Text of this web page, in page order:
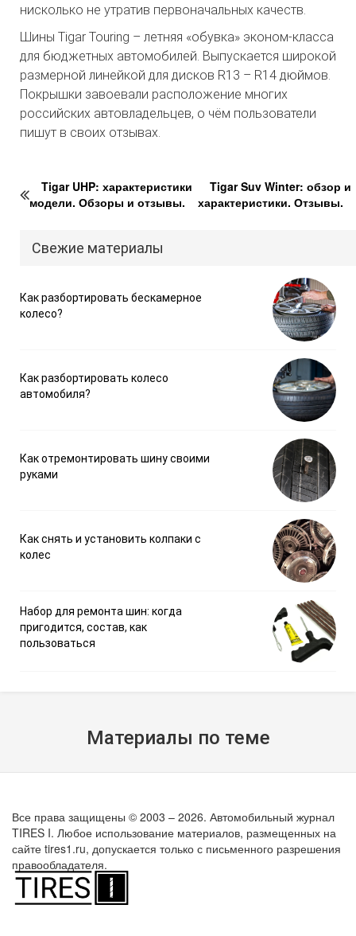
нисколько не утратив первоначальных качеств.
Шины Tigar Touring – летняя «обувка» эконом-класса
для бюджетных автомобилей. Выпускается широкой
размерной линейкой для дисков R13 – R14 дюймов.
Покрышки завоевали расположение многих
российских автовладельцев, о чём пользователи
пишут в своих отзывах.
Tigar UHP: характеристики
модели. Обзоры и отзывы.
Tigar Suv Winter: обзор и
характеристики. Отзывы.
Свежие материалы
Как разбортировать бескамерное
колесо?
Как разбортировать колесо
автомобиля?
Как отремонтировать шину своими
руками
Как снять и установить колпаки с
колес
Набор для ремонта шин: когда
пригодится, состав, как
пользоваться
Материалы по теме
Все права защищены © 2003 – 2026. Автомобильный журнал
TIRES I. Любое использование материалов, размещенных на
сайте tires1.ru, допускается только с письменного разрешения
правообладателя.